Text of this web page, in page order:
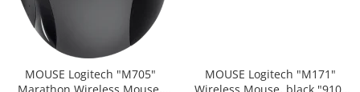
MOUSE Logitech "M705"
MOUSE Logitech "M171"